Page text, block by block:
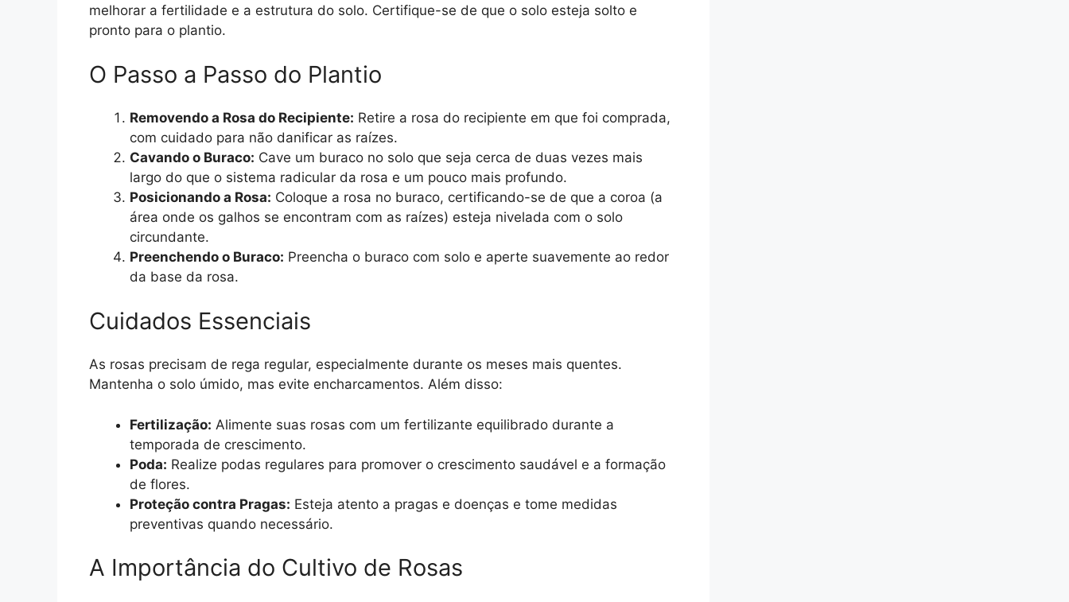
melhorar a fertilidade e a estrutura do solo. Certifique-se de que o solo esteja solto e
pronto para o plantio.
O Passo a Passo do Plantio
Removendo a Rosa do Recipiente: Retire a rosa do recipiente em que foi comprada,
com cuidado para não danificar as raízes.
Cavando o Buraco: Cave um buraco no solo que seja cerca de duas vezes mais
largo do que o sistema radicular da rosa e um pouco mais profundo.
Posicionando a Rosa: Coloque a rosa no buraco, certificando-se de que a coroa (a
área onde os galhos se encontram com as raízes) esteja nivelada com o solo
circundante.
Preenchendo o Buraco: Preencha o buraco com solo e aperte suavemente ao redor
da base da rosa.
Cuidados Essenciais
As rosas precisam de rega regular, especialmente durante os meses mais quentes.
Mantenha o solo úmido, mas evite encharcamentos. Além disso:
Fertilização: Alimente suas rosas com um fertilizante equilibrado durante a
temporada de crescimento.
Poda: Realize podas regulares para promover o crescimento saudável e a formação
de flores.
Proteção contra Pragas: Esteja atento a pragas e doenças e tome medidas
preventivas quando necessário.
A Importância do Cultivo de Rosas